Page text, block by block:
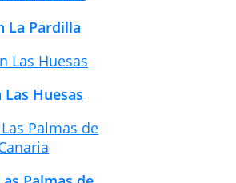
La Pardilla
Las Huesas